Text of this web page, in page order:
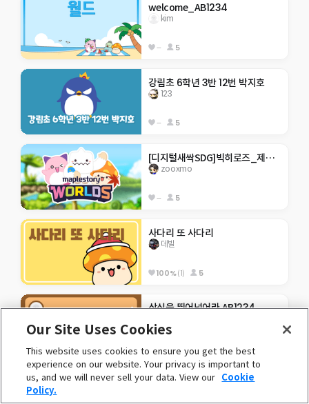
welcome_AB1234
kim
-- 5
강림초 6학년 3반 12번 박지호
123
-- 5
[디지털새싹SDG]빅히로즈_제주한라대_빈곤퇴치
zooxmo
-- 5
사다리 또 사다리
데빌
100%(1) 5
상식을 뛰어넘어라 AB1234
-- 3
Our Site Uses Cookies
This website uses cookies to ensure you get the best
experience on our website. Your privacy is important to
us, and we will never sell your data. View our Cookie
Policy.